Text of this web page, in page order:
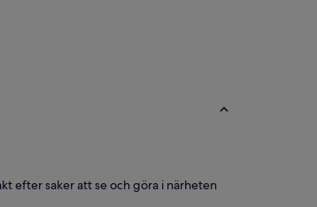
efter saker att se och göra i närheten